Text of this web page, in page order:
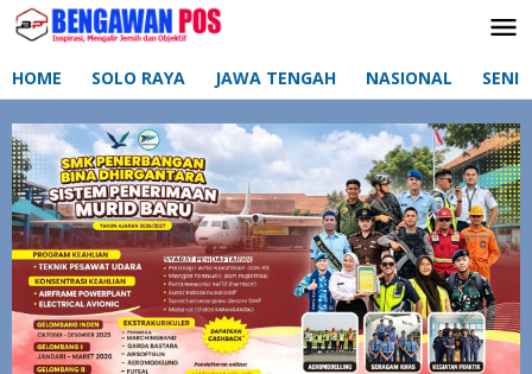
Lewati
ke
HOME SOLO RAYA JAWA TENGAH NASIONAL SENI